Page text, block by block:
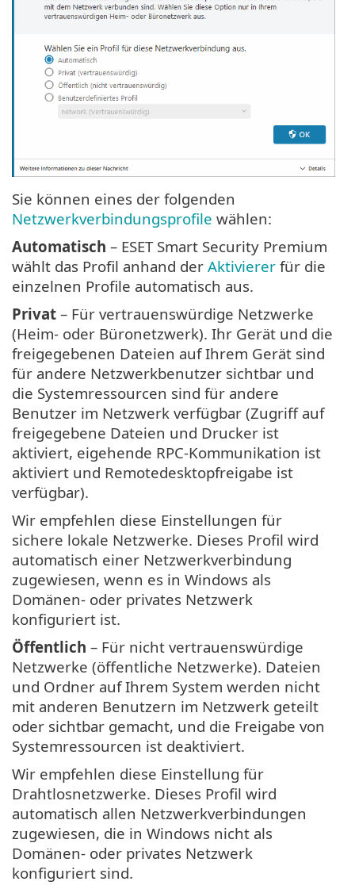
Sie können eines der folgenden
Netzwerkverbindungsprofile wählen:
Automatisch – ESET Smart Security Premium
wählt das Profil anhand der Aktivierer für die
einzelnen Profile automatisch aus.
Privat – Für vertrauenswürdige Netzwerke
(Heim- oder Büronetzwerk). Ihr Gerät und die
freigegebenen Dateien auf Ihrem Gerät sind
für andere Netzwerkbenutzer sichtbar und
die Systemressourcen sind für andere
Benutzer im Netzwerk verfügbar (Zugriff auf
freigegebene Dateien und Drucker ist
aktiviert, eigehende RPC-Kommunikation ist
aktiviert und Remotedesktopfreigabe ist
verfügbar).
Wir empfehlen diese Einstellungen für
sichere lokale Netzwerke. Dieses Profil wird
automatisch einer Netzwerkverbindung
zugewiesen, wenn es in Windows als
Domänen- oder privates Netzwerk
konfiguriert ist.
Öffentlich – Für nicht vertrauenswürdige
Netzwerke (öffentliche Netzwerke). Dateien
und Ordner auf Ihrem System werden nicht
mit anderen Benutzern im Netzwerk geteilt
oder sichtbar gemacht, und die Freigabe von
Systemressourcen ist deaktiviert.
Wir empfehlen diese Einstellung für
Drahtlosnetzwerke. Dieses Profil wird
automatisch allen Netzwerkverbindungen
zugewiesen, die in Windows nicht als
Domänen- oder privates Netzwerk
konfiguriert sind.